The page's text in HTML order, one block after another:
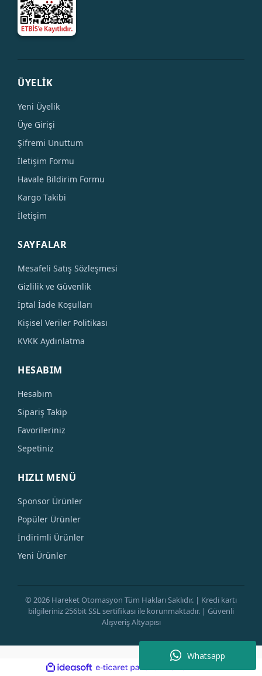
Whatsapp
ÜYELİK
Yeni Üyelik
Üye Girişi
Şifremi Unuttum
İletişim Formu
Havale Bildirim Formu
Kargo Takibi
İletişim
SAYFALAR
Mesafeli Satış Sözleşmesi
Gizlilik ve Güvenlik
İptal İade Koşulları
Kişisel Veriler Politikası
KVKK Aydınlatma
HESABIM
Hesabım
Sipariş Takip
Favorileriniz
Sepetiniz
HIZLI MENÜ
Sponsor Ürünler
Popüler Ürünler
İndirimli Ürünler
Yeni Ürünler
© 2026 Hareket Otomasyon Tüm Hakları Saklıdır. | Kredi kartı
bilgileriniz 256bit SSL sertifikası ile korunmaktadır. | Güvenli
Alışveriş Altyapısı
ideasoft